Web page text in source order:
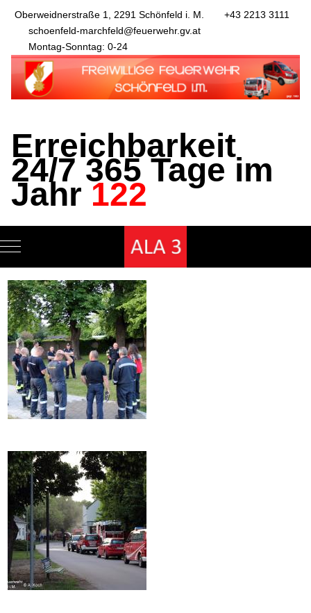
Oberweidnerstraße 1, 2291 Schönfeld i. M.
+43 2213 3111
schoenfeld-marchfeld@feuerwehr.gv.at
Montag-Sonntag: 0-24
Erreichbarkeit
24/7 365 Tage im
Jahr122
Mobile Menu Toggle